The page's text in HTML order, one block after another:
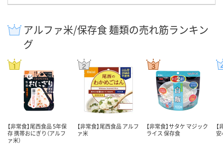
アルファ米/保存食 麺類の売れ筋ランキン
グ
【非常食】尾西食品 5年保
存 携帯おにぎり（アルフ
ァ米）
【非常食】尾西食品 アルフ
ァ米
【非常食】サタケ マジック
ライス 保存食
安